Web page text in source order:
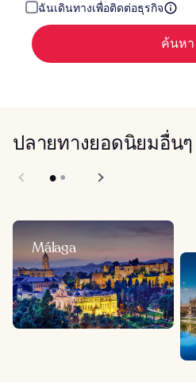
ฉันเดินทางเพื่อติดต่อธุรกิจ
ค้นหา
ปลายทางยอดนิยมอื่นๆ
Málaga